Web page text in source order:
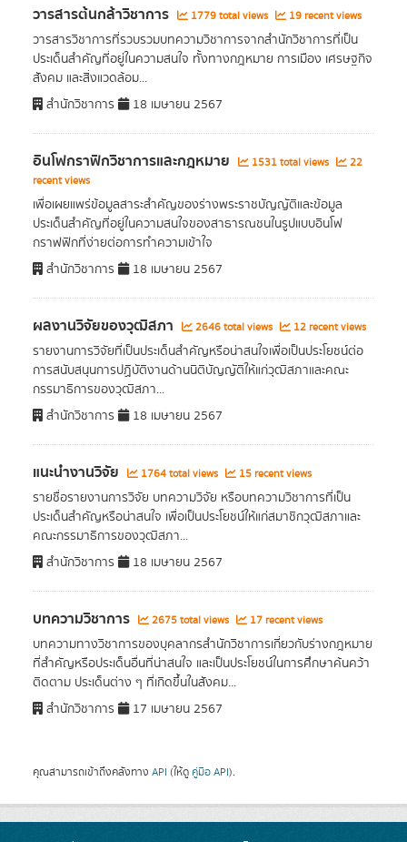
วารสารต้นกล้าวิชาการ 1779 total views 19 recent views
วารสารวิชาการที่รวบรวมบทความวิชาการจากสำนักวิชาการที่เป็น
ประเด็นสำคัญที่อยู่ในความสนใจ ทั้งทางกฎหมาย การเมือง เศรษฐกิจ
สังคม และสิ่งแวดล้อม...
สำนักวิชาการ
18 เมษายน 2567
อินโฟกราฟิกวิชาการและกฎหมาย 1531 total views
22
recent views
เพื่อเผยแพร่ข้อมูลสาระสำคัญของร่างพระราชบัญญัติและข้อมูล
ประเด็นสำคัญที่อยู่ในความสนใจของสาธารณชนในรูปแบบอินโฟ
กราฟฟิกที่ง่ายต่อการทำความเข้าใจ
สำนักวิชาการ
18 เมษายน 2567
ผลงานวิจัยของวุฒิสภา 2646 total views 12 recent views
รายงานการวิจัยที่เป็นประเด็นสำคัญหรือน่าสนใจเพื่อเป็นประโยชน์ต่อ
การสนับสนุนการปฏิบัติงานด้านนิติบัญญัติให้แก่วุฒิสภาและคณะ
กรรมาธิการของวุฒิสภา...
สำนักวิชาการ
18 เมษายน 2567
แนะนำงานวิจัย 1764 total views 15 recent views
รายชื่อรายงานการวิจัย บทความวิจัย หรือบทความวิชาการที่เป็น
ประเด็นสำคัญหรือน่าสนใจ เพื่อเป็นประโยชน์ให้แก่สมาชิกวุฒิสภาและ
คณะกรรมาธิการของวุฒิสภา...
สำนักวิชาการ
18 เมษายน 2567
บทความวิชาการ 2675 total views 17 recent views
บทความทางวิชาการของบุคลากรสำนักวิชาการเกี่ยวกับร่างกฎหมาย
ที่สำคัญหรือประเด็นอื่นที่น่าสนใจ และเป็นประโยชน์ในการศึกษาค้นคว้า
ติดตาม ประเด็นต่าง ๆ ที่เกิดขึ้นในสังคม...
สำนักวิชาการ
17 เมษายน 2567
คุณสามารถเข้าถึงคลังทาง API (ให้ดู คู่มือ API).